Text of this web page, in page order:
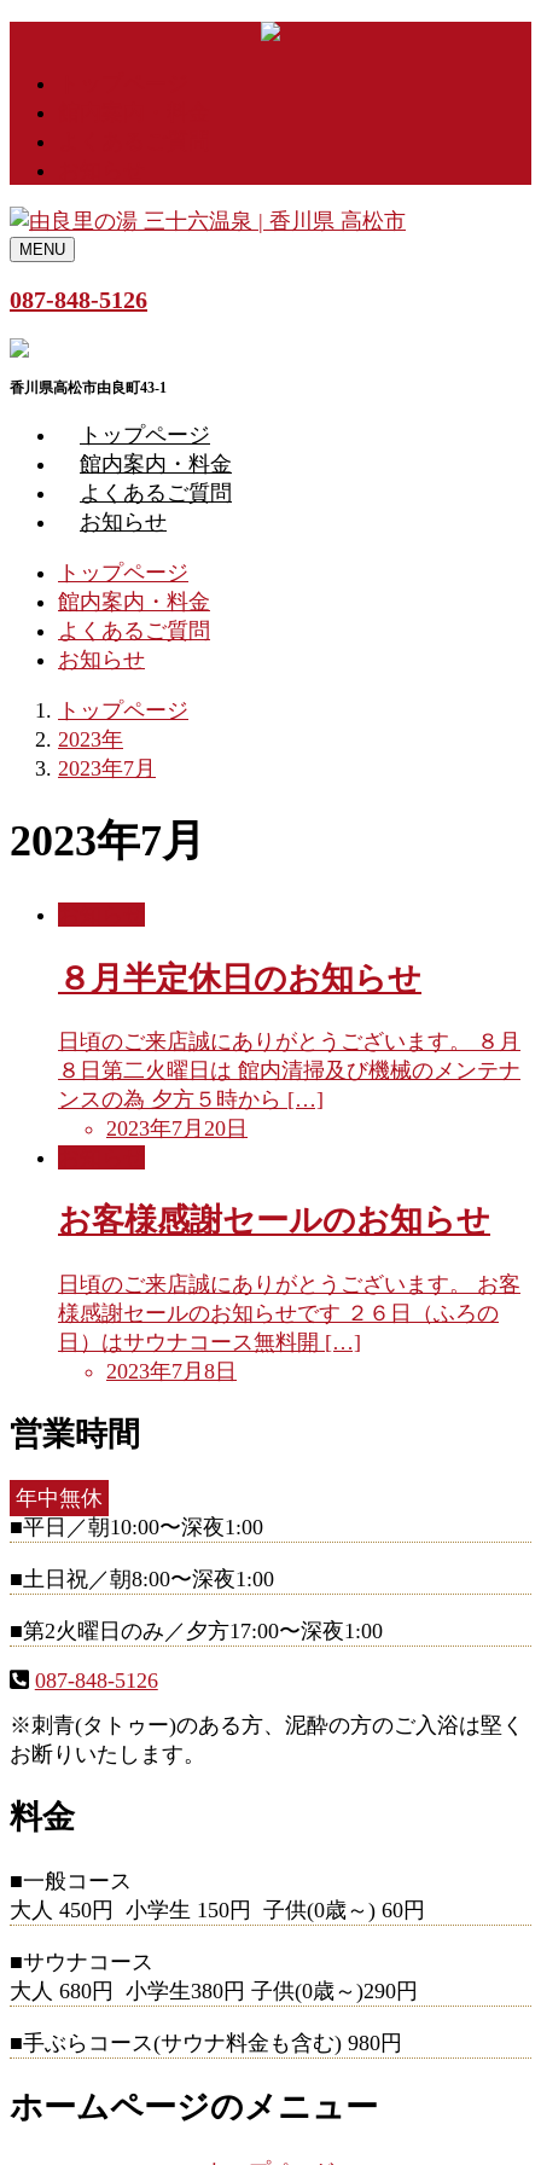
MENU
087-848-5126
香川県高松市由良町43-1
トップページ
館内案内・料金
よくあるご質問
お知らせ
トップページ
館内案内・料金
よくあるご質問
お知らせ
トップページ
2023年
2023年7月
2023年7月
８月半定休日のお知らせ
日頃のご来店誠にありがとうございます。 ８月
８日第二火曜日は 館内清掃及び機械のメンテナ
ンスの為 夕方５時から […]
2023年7月20日
お客様感謝セールのお知らせ
日頃のご来店誠にありがとうございます。 お客
様感謝セールのお知らせです ２６日（ふろの
日）はサウナコース無料開 […]
2023年7月8日
営業時間
年中無休
■平日／朝10:00〜深夜1:00
■土日祝／朝8:00〜深夜1:00
■第2火曜日のみ／夕方17:00〜深夜1:00
087-848-5126
※刺青(タトゥー)のある方、泥酔の方のご入浴は堅く
お断りいたします。
料金
■一般コース
大人 450円 小学生 150円 子供(0歳～) 60円
■サウナコース
大人 680円 小学生380円 子供(0歳～)290円
■手ぶらコース(サウナ料金も含む) 980円
ホームページのメニュー